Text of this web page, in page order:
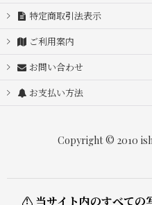
特定商取引法表示
ご利用案内
お問い合わせ
お支払い方法
Copyright © 2010
⚠ 当サイト内のすべての